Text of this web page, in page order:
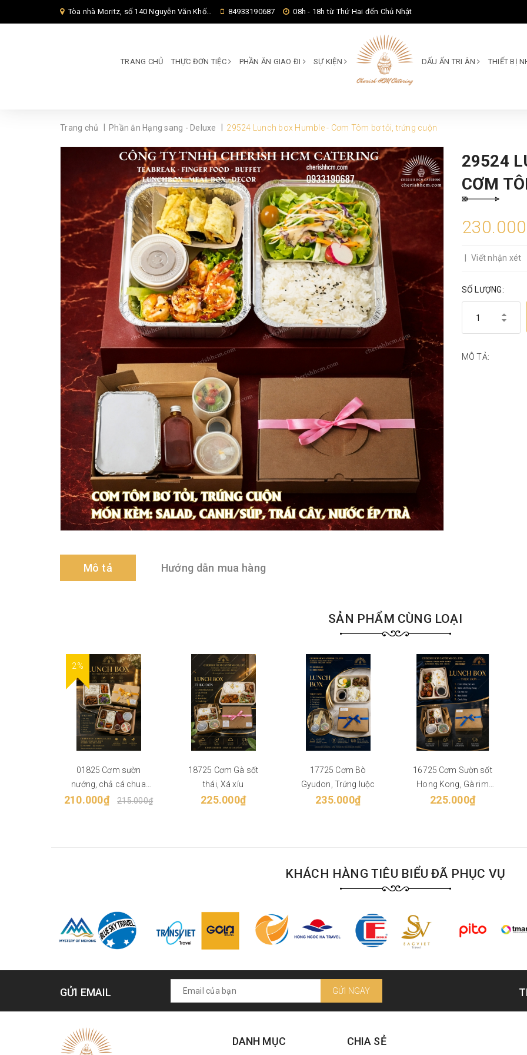
Tòa nhà Moritz, số 140 Nguyễn Văn Khối, Phường Thông Tây Hội, Thành phố Hồ Chí Minh, TP Hồ Chí Minh, 84933190687 08h - 18h từ Thứ Hai đến Chủ Nhật
TRANG CHỦ THỰC ĐƠN TIỆC PHẦN ĂN GIAO ĐI SỰ KIỆN DẤU ẤN TRI ÂN THIẾT BỊ
Trang chủ Phần ăn Hạng sang - Deluxe 29524 Lunch box Humble - Cơm Tôm bơ tỏi, trứng cuộn
29524
CƠM
Viết nhận xét
SỐ LƯỢNG:
MÔ TẢ:
Mô tả Hướng dẫn mua hàng
SẢN PHẨM CÙNG LOẠI
2%
01825 Cơm sườn
nướng, chả cá chua
ngọt
210.000₫ 215.000₫
18725 Cơm Gà sốt
thái, Xá xíu
225.000₫
17725 Cơm Bò
Gyudon, Trứng luộc
235.000₫
16725 Cơm Sườn sốt
Hong Kong, Gà rim
me
225.000₫
KHÁCH HÀNG TIÊU BIỂU ĐÃ PHỤC VỤ
GỬI EMAIL GỬI NGAY
DANH MỤC CHIA SẺ